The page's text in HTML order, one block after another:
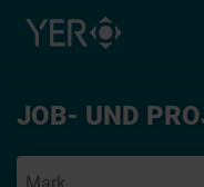
Typ auswählen
JOB- UND